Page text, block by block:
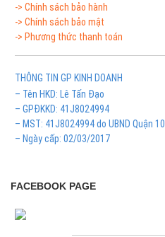
-> Chính sách bảo hành
-> Chính sách bảo mật
-> Phương thức thanh toán
THÔNG TIN GP KINH DOANH
– Tên HKD: Lê Tấn Đạo
– GPĐKKD: 41J8024994
– MST: 41J8024994 do UBND Quận 10
– Ngày cấp: 02/03/2017
FACEBOOK PAGE